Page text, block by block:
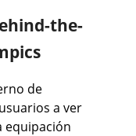
the-
de
a ver
equipación